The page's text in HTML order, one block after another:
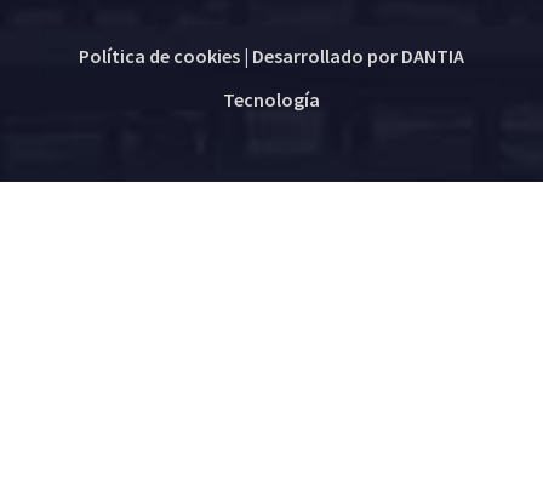
Política de cookies| Desarrollado por DANTIA
Tecnología